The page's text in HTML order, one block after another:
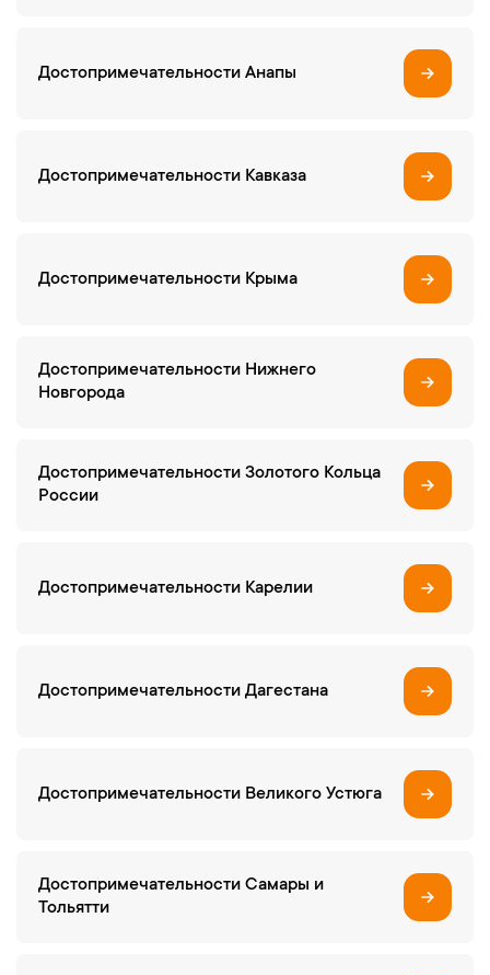
Достопримечательности Анапы
Достопримечательности Кавказа
Достопримечательности Крыма
Достопримечательности Нижнего
Новгорода
Достопримечательности Золотого Кольца
России
Достопримечательности Карелии
Достопримечательности Дагестана
Достопримечательности Великого Устюга
Достопримечательности Самары и
Тольятти